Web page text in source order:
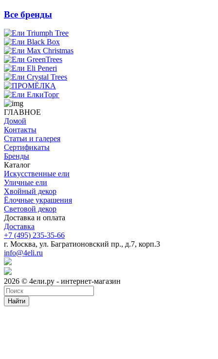
Все бренды
ГЛАВНОЕ
Домой
Контакты
Статьи и галерея
Сертификаты
Бренды
Каталог
Искусственные ели
Уличные ели
Хвойный декор
Ёлочные украшения
Световой декор
Доставка и оплата
Доставка
+7 (495) 235-35-66
г. Москва, ул. Багратионовский пр., д.7, корп.3
info@4eli.ru
2026 © 4ели.ру - интернет-магазин
Найти